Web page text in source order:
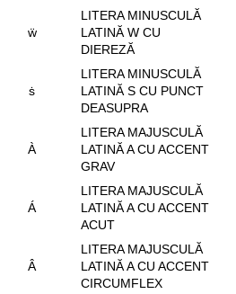
ẅ
LITERA MINUSCULĂ
LATINĂ W CU
DIEREZĂ
ṡ
LITERA MINUSCULĂ
LATINĂ S CU PUNCT
DEASUPRA
À
LITERA MAJUSCULĂ
LATINĂ A CU ACCENT
GRAV
Á
LITERA MAJUSCULĂ
LATINĂ A CU ACCENT
ACUT
Â
LITERA MAJUSCULĂ
LATINĂ A CU ACCENT
CIRCUMFLEX